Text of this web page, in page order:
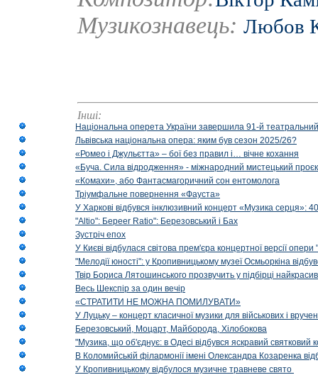
Музикознавець: Любов
Інші:
Національна оперета України завершила 91-й
Львівська національна опера: яким був сезон 2025/26?
«Ромео і Джульєтта» – бої без правил і… вічне кохання
«Буча. Сила відродження» - міжнародний мистецький
«Комахи», або Фантасмагоричний сон ентомолога
Тріумфальне повернення «Фауста»
У Харкові відбувся інклюзивний концерт «Музика серця»:
"Altio": Береer Ratio": Березовський і Бах
Зустріч епох
У Києві відбулася світова прем'єра концертної версії
"Мелодії юності": у Кропивницькому музеї Осмьоркіна
Твір Бориса Лятошинського прозвучить у підбірці
Весь Шекспір за один вечір
«СТРАТИТИ НЕ МОЖНА ПОМИЛУВАТИ»
У Луцьку – концерт класичної музики для військових і
Березовський, Моцарт, Майборода, Хілобокова
"Музика, що об'єднує: в Одесі відбувся яскравий
В Коломийській філармонії імені Олександра Козаренка
У Кропивницькому відбулося музичне травневе свято